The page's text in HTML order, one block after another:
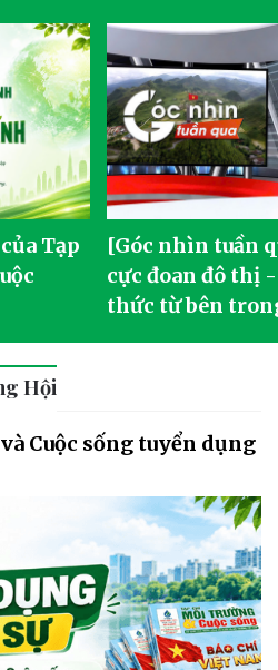
Tạp
[Góc nhìn tuần
cực đoan đô thị
thức từ bên
Hội
Cuộc sống tuyển dụng